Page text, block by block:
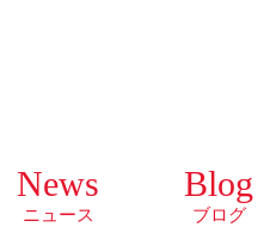
News
ニュース
Blog
ブログ